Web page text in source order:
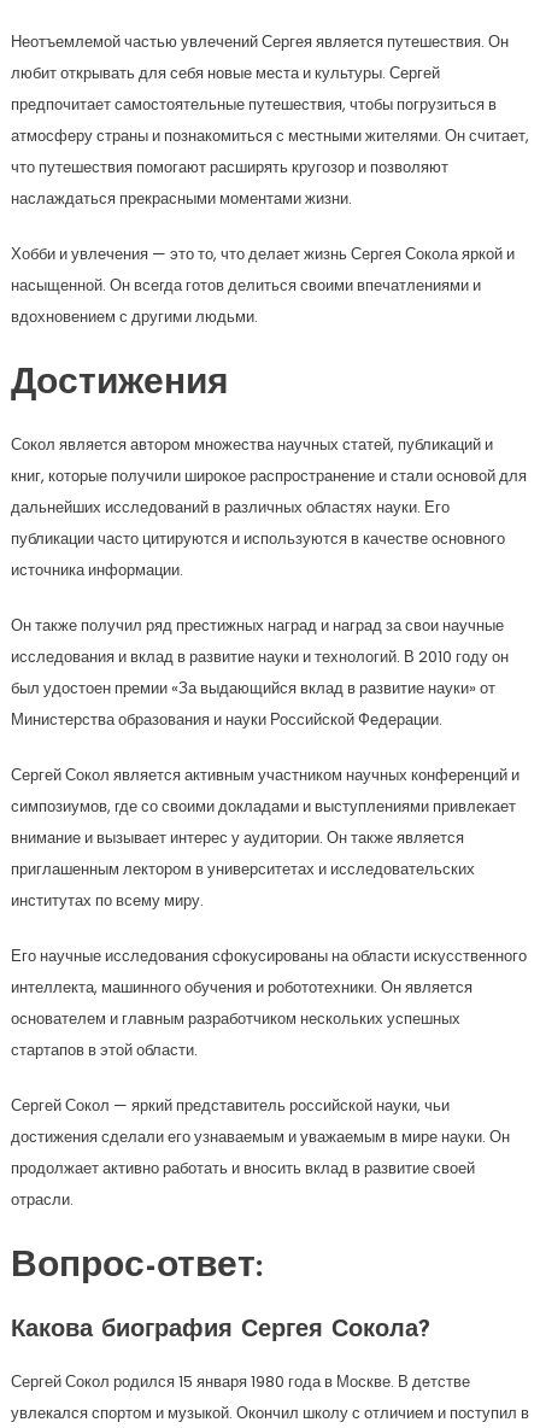
Неотъемлемой частью увлечений Сергея является путешествия. Он
любит открывать для себя новые места и культуры. Сергей
предпочитает самостоятельные путешествия, чтобы погрузиться в
атмосферу страны и познакомиться с местными жителями. Он считает,
что путешествия помогают расширять кругозор и позволяют
наслаждаться прекрасными моментами жизни.
Хобби и увлечения — это то, что делает жизнь Сергея Сокола яркой и
насыщенной. Он всегда готов делиться своими впечатлениями и
вдохновением с другими людьми.
Достижения
Сокол является автором множества научных статей, публикаций и
книг, которые получили широкое распространение и стали основой для
дальнейших исследований в различных областях науки. Его
публикации часто цитируются и используются в качестве основного
источника информации.
Он также получил ряд престижных наград и наград за свои научные
исследования и вклад в развитие науки и технологий. В 2010 году он
был удостоен премии «За выдающийся вклад в развитие науки» от
Министерства образования и науки Российской Федерации.
Сергей Сокол является активным участником научных конференций и
симпозиумов, где со своими докладами и выступлениями привлекает
внимание и вызывает интерес у аудитории. Он также является
приглашенным лектором в университетах и исследовательских
институтах по всему миру.
Его научные исследования сфокусированы на области искусственного
интеллекта, машинного обучения и робототехники. Он является
основателем и главным разработчиком нескольких успешных
стартапов в этой области.
Сергей Сокол — яркий представитель российской науки, чьи
достижения сделали его узнаваемым и уважаемым в мире науки. Он
продолжает активно работать и вносить вклад в развитие своей
отрасли.
Вопрос-ответ:
Какова биография Сергея Сокола?
Сергей Сокол родился 15 января 1980 года в Москве. В детстве
увлекался спортом и музыкой. Окончил школу с отличием и поступил в